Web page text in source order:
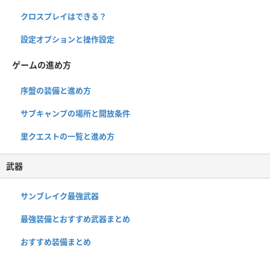
クロスプレイはできる？
設定オプションと操作設定
ゲームの進め方
序盤の装備と進め方
サブキャンプの場所と開放条件
里クエストの一覧と進め方
武器
サンブレイク最強武器
最強装備とおすすめ武器まとめ
おすすめ装備まとめ